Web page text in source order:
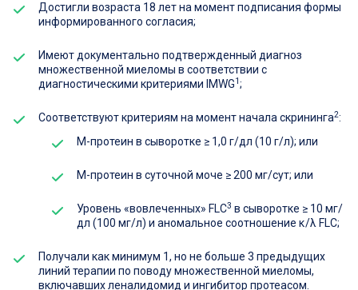
Достигли возраста 18 лет на момент подписания формы
информированного согласия;
Имеют документально подтвержденный диагноз
множественной миеломы в соответствии с
диагностическими критериями IMWG1;
Соответствуют критериям на момент начала скрининга2:
М-протеин в сыворотке ≥ 1,0 г/дл (10 г/л); или
М-протеин в суточной моче ≥ 200 мг/сут; или
Уровень «вовлеченных» FLC3 в сыворотке ≥ 10 мг/
дл (100 мг/л) и аномальное соотношение κ/λ FLC;
Получали как минимум 1, но не больше 3 предыдущих
линий терапии по поводу множественной миеломы,
включавших леналидомид и ингибитор протеасом.